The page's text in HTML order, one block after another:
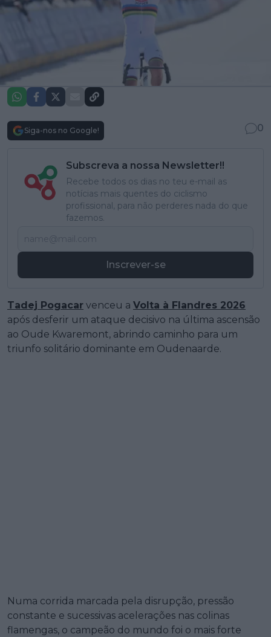
Siga-nos no Google! 0
Subscreva a nossa Newsletter!!
Recebe todos os dias no teu e-mail as
notícias mais quentes do ciclismo
profissional, para não perderes nada do que
fazemos.
Inscrever-se
Tadej Pogacar venceu a Volta à Flandres 2026
após desferir um ataque decisivo na última ascensão
ao Oude Kwaremont, abrindo caminho para um
triunfo solitário dominante em Oudenaarde.
Numa corrida marcada pela disrupção, pressão
constante e sucessivas acelerações nas colinas
flamengas, o campeão do mundo foi o mais forte